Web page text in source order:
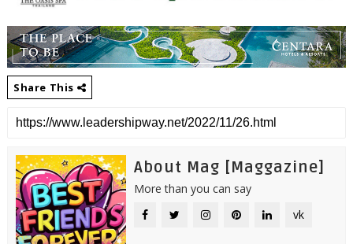
Share This
About Mag [Maggazine]
More than you can say
vk